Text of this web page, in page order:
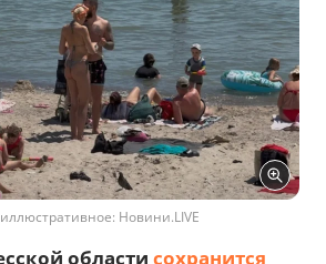
Новини.LIVE
области сохранится